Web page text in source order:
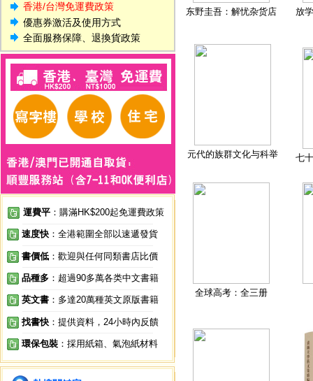
香港/台灣免運費政策
優惠券激活及使用方式
全面服務保障、退換貨政策
運費平 ：購滿HK$200起免運費政策
速度快 ：全港範圍全部以速遞發貨
書價低 ：歡迎與任何同類書店比價
品種多 ：超過90多萬各类中文書籍
英文書 ：多達20萬種英文原版書籍
找書快 ：提供資料，24小時內反饋
環保包裝 ：採用紙箱、氣泡紙材料
东野圭吾：解忧杂货店 放
元代的族群文化与科举 七
全球高考：全三册